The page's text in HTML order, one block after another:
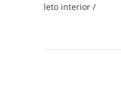
leto interior /